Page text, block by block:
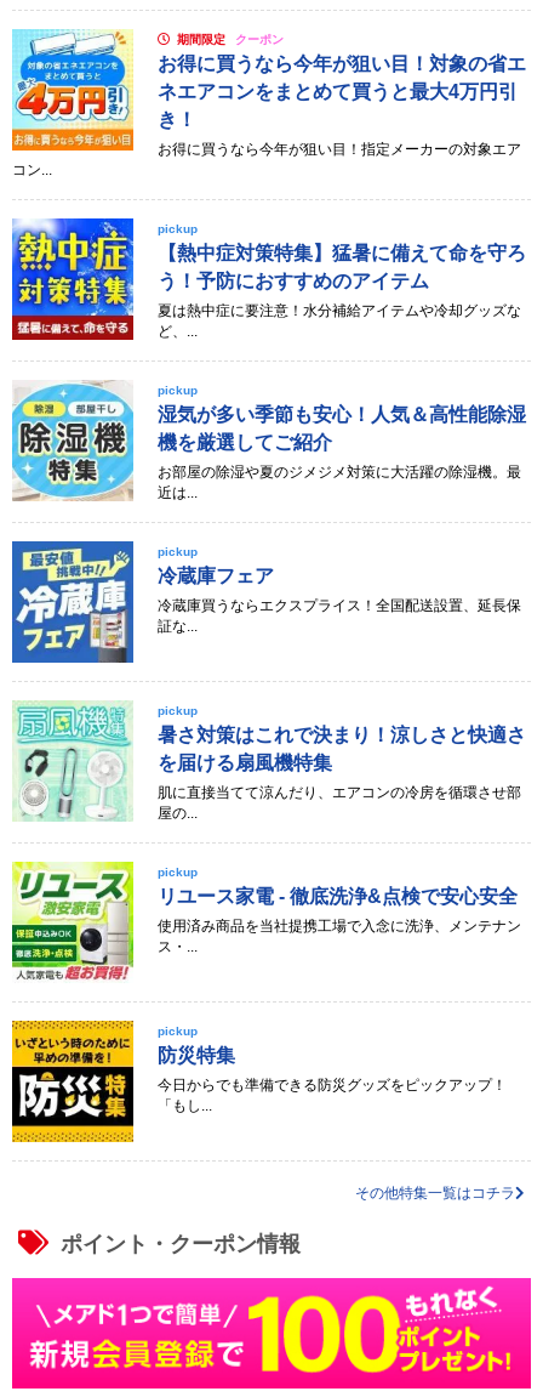
期間限定 クーポン
お得に買うなら今年が狙い目！対象の省エ
ネエアコンをまとめて買うと最大4万円引
き！
お得に買うなら今年が狙い目！指定メーカーの対象エア
コン...
pickup
【熱中症対策特集】猛暑に備えて命を守ろ
う！予防におすすめのアイテム
夏は熱中症に要注意！水分補給アイテムや冷却グッズな
ど、...
pickup
湿気が多い季節も安心！人気＆高性能除湿
機を厳選してご紹介
お部屋の除湿や夏のジメジメ対策に大活躍の除湿機。最
近は...
pickup
冷蔵庫フェア
冷蔵庫買うならエクスプライス！全国配送設置、延長保
証な...
pickup
暑さ対策はこれで決まり！涼しさと快適さ
を届ける扇風機特集
肌に直接当てて涼んだり、エアコンの冷房を循環させ部
屋の...
pickup
リユース家電 - 徹底洗浄&点検で安心安全
使用済み商品を当社提携工場で入念に洗浄、メンテナン
ス・...
pickup
防災特集
今日からでも準備できる防災グッズをピックアップ！
「もし...
その他特集一覧はコチラ
ポイント・クーポン情報